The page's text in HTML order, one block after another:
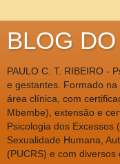
BLOG
PAULO C. T. RIBEIRO -
e gestantes. Formado
área clínica, com
Mbembe), extensão e
Psicologia dos Excessos
Sexualidade Humana,
(PUCRS) e com